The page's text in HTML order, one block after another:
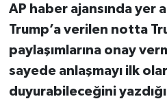
AP haber ajansında yer
Trump’a verilen notta
paylaşımlarına onay
sayede anlaşmayı ilk
duyurabileceğini